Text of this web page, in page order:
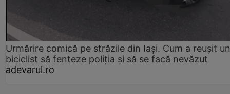
Urmărire comică pe străzile din Iași. Cum a reușit un
biciclist să fenteze poliția și să se facă nevăzut
adevarul.ro